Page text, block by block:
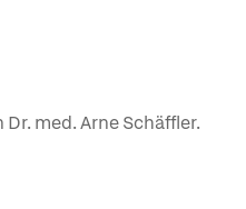
med. Arne Schäffler.